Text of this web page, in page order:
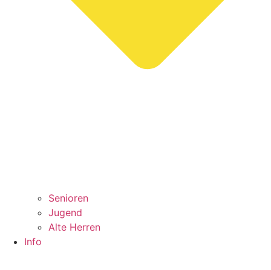
Senioren
Jugend
Alte Herren
Info